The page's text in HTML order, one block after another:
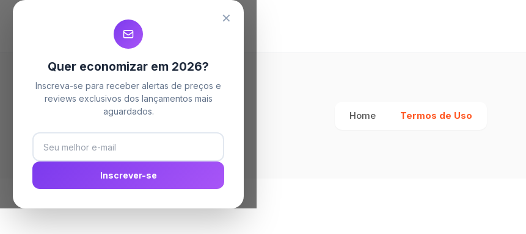
Home Termos de Uso
✕
Quer economizar em 2026?
Inscreva-se para receber alertas de preços e
reviews exclusivos dos lançamentos mais
aguardados.
Inscrever-se